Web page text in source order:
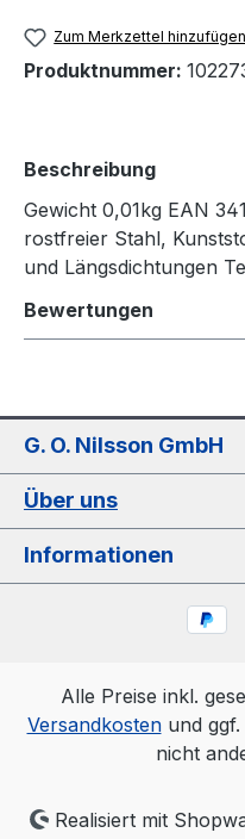
Zum Merkzettel hinzufügen
Produktnummer:
Beschreibung
Gewicht 0,01kg EAN
rostfreier Stahl,
und Längsdichtungen
Bewertungen
G. O. Nilsson GmbH
Über uns
Informationen
Alle Preise inkl.
Versandkostenund ggf.
nicht
Realisiert mit